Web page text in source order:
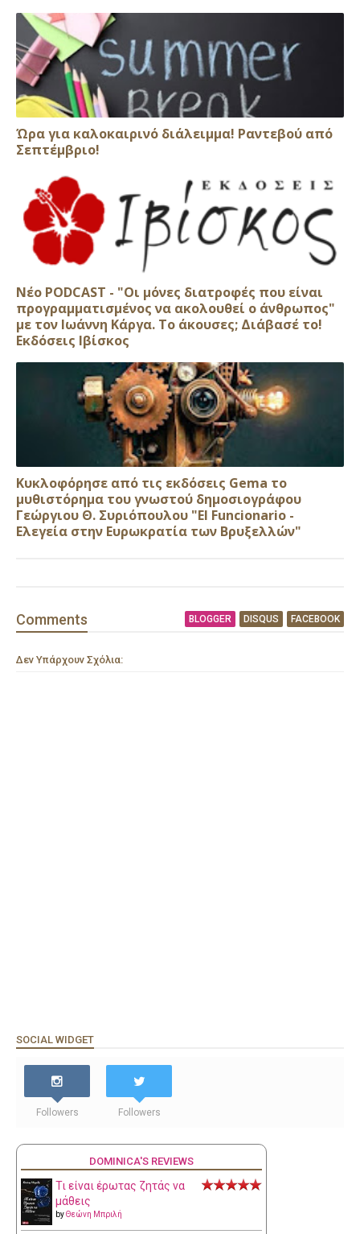
Ώρα για καλοκαιρινό διάλειμμα! Ραντεβού από
Σεπτέμβριο!
Νέο PODCAST - "Οι μόνες διατροφές που είναι
προγραμματισμένος να ακολουθεί ο άνθρωπος"
με τον Ιωάννη Κάργα. Το άκουσες; Διάβασέ το!
Εκδόσεις Ιβίσκος
Κυκλοφόρησε από τις εκδόσεις Gema το
μυθιστόρημα του γνωστού δημοσιογράφου
Γεώργιου Θ. Συριόπουλου "El Funcionario -
Ελεγεία στην Ευρωκρατία των Βρυξελλών"
Comments BLOGGER DISQUS FACEBOOK
Δεν Υπάρχουν Σχόλια:
SOCIAL WIDGET
Followers Followers
DOMINICA'S REVIEWS
Τι είναι έρωτας ζητάς να
μάθεις
byΘεώνη Μπριλή